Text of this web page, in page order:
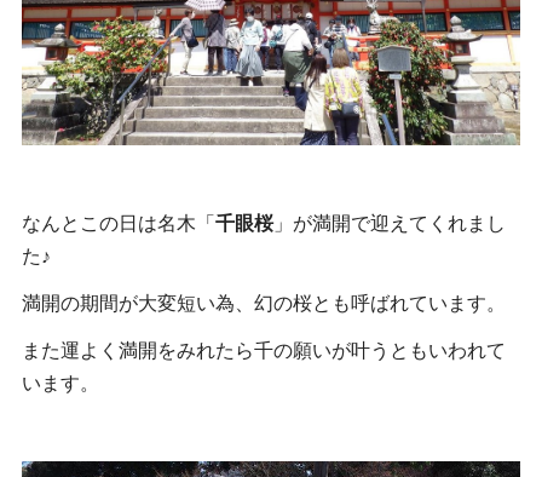
なんとこの日は名木「千眼桜」が満開で迎えてくれまし
た♪
満開の期間が大変短い為、幻の桜とも呼ばれています。
また運よく満開をみれたら千の願いが叶うともいわれて
います。